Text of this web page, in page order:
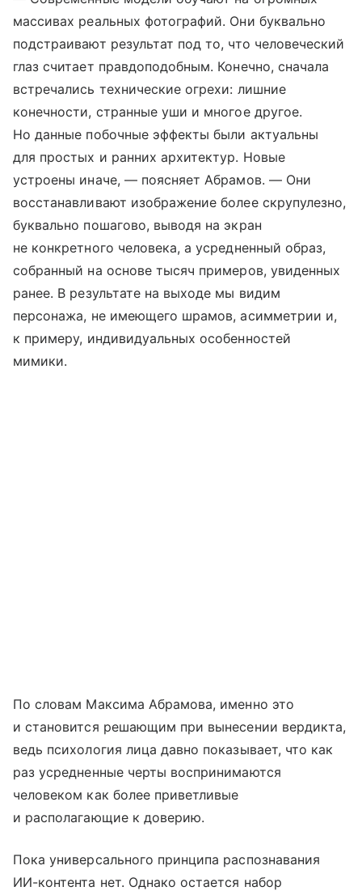
массивах реальных фотографий. Они буквально
подстраивают результат под то, что человеческий
глаз считает правдоподобным. Конечно, сначала
встречались технические огрехи: лишние
конечности, странные уши и многое другое.
Но данные побочные эффекты были актуальны
для простых и ранних архитектур. Новые
устроены иначе, — поясняет Абрамов. — Они
восстанавливают изображение более скрупулезно,
буквально пошагово, выводя на экран
не конкретного человека, а усредненный образ,
собранный на основе тысяч примеров, увиденных
ранее. В результате на выходе мы видим
персонажа, не имеющего шрамов, асимметрии и,
к примеру, индивидуальных особенностей
мимики.
По словам Максима Абрамова, именно это
и становится решающим при вынесении вердикта,
ведь психология лица давно показывает, что как
раз усредненные черты воспринимаются
человеком как более приветливые
и располагающие к доверию.
Пока универсального принципа распознавания
ИИ-контента нет. Однако остается набор